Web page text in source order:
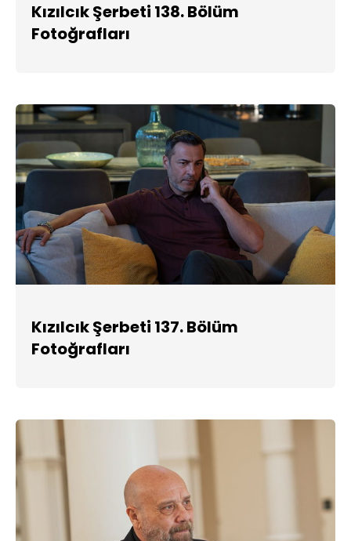
Kızılcık Şerbeti 138. Bölüm
Fotoğrafları
Kızılcık Şerbeti 137. Bölüm
Fotoğrafları